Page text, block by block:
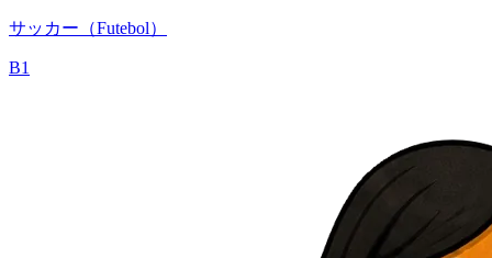
サッカー（Futebol）
B1